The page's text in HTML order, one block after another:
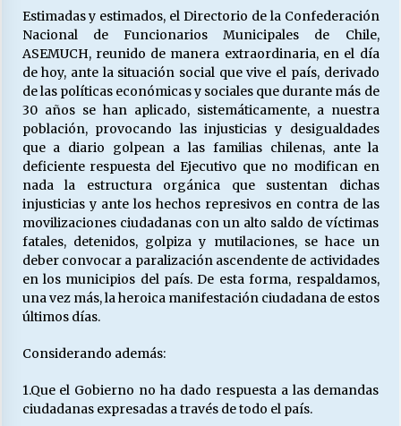
VOLVER A SER ALTERNATIVA
16/06/2026
MUNICIPALIDADES, HONORARIOS, DESPIDOS
28/05/2026
Releyendo la Rerum Novarum a 135 años. “La
cuestión social hoy”.
16/05/2026
S.O.S. a los ricos, Save Our Souls (Salvar
Nuestras Almas)
¿Asesores con doble sueldo?
Estimadas y estimados, el Directorio de la Confederación
Nacional de Funcionarios Municipales de Chile,
ASEMUCH, reunido de manera extraordinaria, en el día
de hoy, ante la situación social que vive el país, derivado
de las políticas económicas y sociales que durante más de
30 años se han aplicado, sistemáticamente, a nuestra
población, provocando las injusticias y desigualdades
que a diario golpean a las familias chilenas, ante la
deficiente respuesta del Ejecutivo que no modifican en
nada la estructura orgánica que sustentan dichas
injusticias y ante los hechos represivos en contra de las
movilizaciones ciudadanas con un alto saldo de víctimas
fatales, detenidos, golpiza y mutilaciones, se hace un
deber convocar a paralización ascendente de actividades
en los municipios del país. De esta forma, respaldamos,
una vez más, la heroica manifestación ciudadana de estos
últimos días.
Considerando además:
1.Que el Gobierno no ha dado respuesta a las demandas
ciudadanas expresadas a través de todo el país.